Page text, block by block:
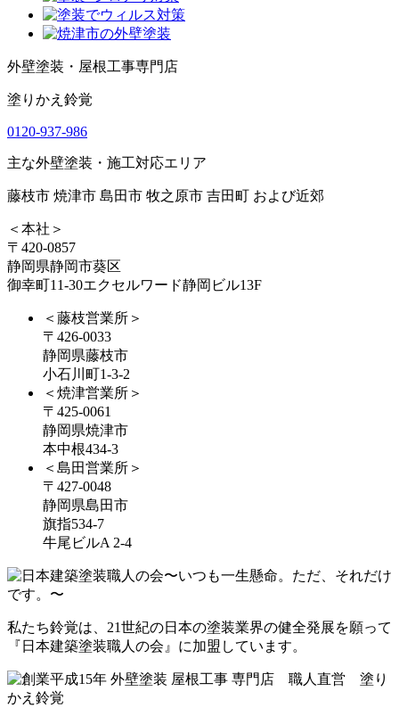
外壁塗装・屋根工事専門店
塗りかえ鈴覚
0120-937-986
主な外壁塗装・施工対応エリア
藤枝市 焼津市 島田市 牧之原市 吉田町 および近郊
＜本社＞
〒420-0857
静岡県静岡市葵区
御幸町11-30エクセルワード静岡ビル13F
＜藤枝営業所＞
〒426-0033
静岡県藤枝市
小石川町1-3-2
＜焼津営業所＞
〒425-0061
静岡県焼津市
本中根434-3
＜島田営業所＞
〒427-0048
静岡県島田市
旗指534-7
牛尾ビルA 2-4
私たち鈴覚は、21世紀の日本の塗装業界の健全発展を願って
『日本建築塗装職人の会』に加盟しています。